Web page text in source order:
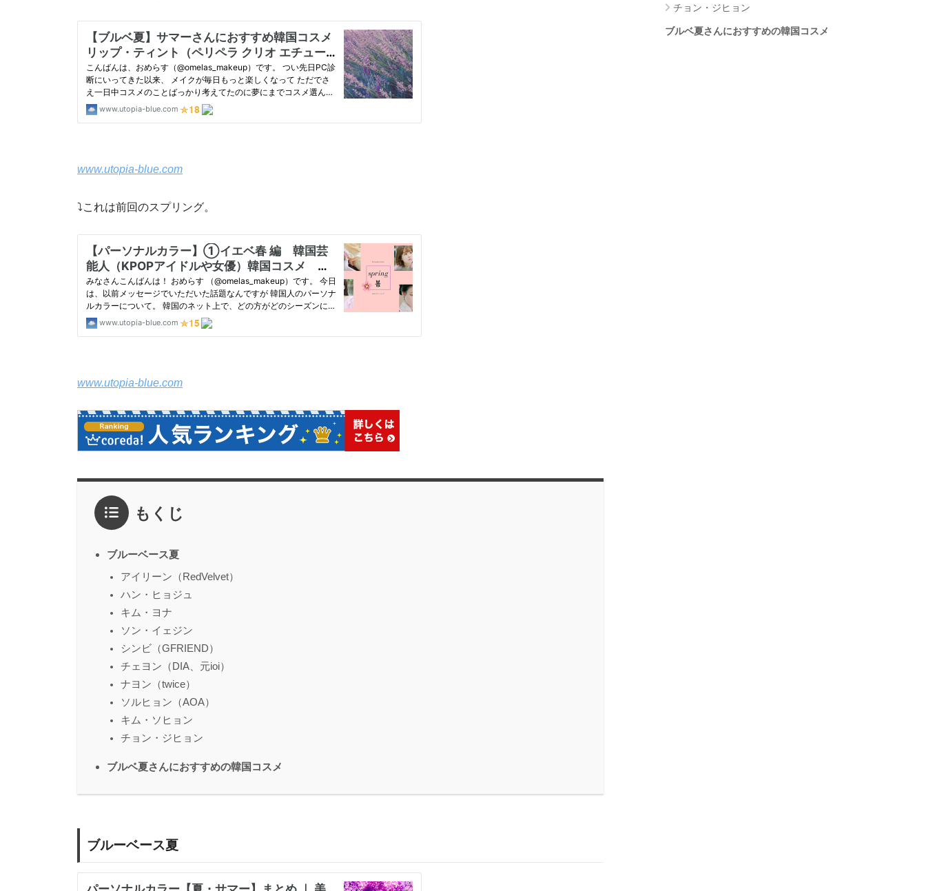
www.utopia-blue.com
⤵︎これは前回のスプリング。
www.utopia-blue.com
もくじ
ブルーベース夏
アイリーン（RedVelvet）
ハン・ヒョジュ
キム・ヨナ
ソン・イェジン
シンビ（GFRIEND）
チェヨン（DIA、元ioi）
ナヨン（twice）
ソルヒョン（AOA）
キム・ソヒョン
チョン・ジヒョン
ブルベ夏さんにおすすめの韓国コスメ
ブルーベース夏
チョン・ジヒョン
ブルベ夏さんにおすすめの韓国コスメ